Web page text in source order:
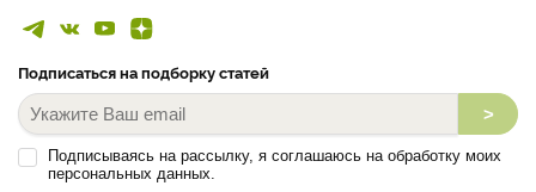
Подписаться на подборку статей
>
Подписываясь на рассылку, я соглашаюсь на обработку моих
персональных данных.